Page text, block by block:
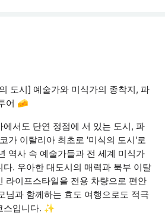
도시] 예술가와 미식가의 종착지, 파
어 🧀
에서도 단연 정점에 서 있는 도시, 파
가 이탈리아 최초로 '미식의 도시'로
역사 속 예술가들과 전 세계 미식가
다. 우아한 대도시의 매력과 북부 이탈
라이프스타일을 전용 차량으로 편안
님과 함께하는 효도 여행으로도 적극
스입니다. ✨